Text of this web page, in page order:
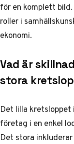
för en komplett
roller i
ekonomi.
Vad är
stora
Det lilla kretsloppet
företag i en enkel
Det stora